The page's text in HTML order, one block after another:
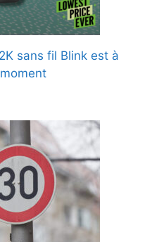
sans fil Blink est à